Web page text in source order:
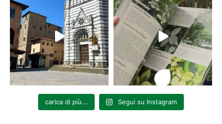
carica di più... Segui su Instagram